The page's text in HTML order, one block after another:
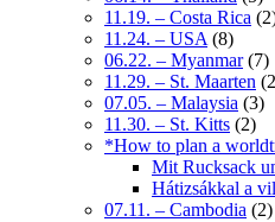
11.19. – Costa Rica
11.24. – USA (8)
06.22. – Myanmar(7)
11.29. – St. Maarten
07.05. – Malaysia (3)
11.30. – St. Kitts (2)
*How to plan a
Mit Rucksack
Hátizsákkal a
07.11. – Cambodia (2)